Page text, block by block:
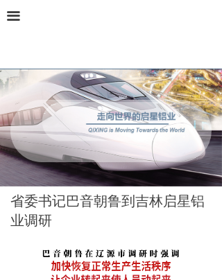
끀
省委书记巴音朝鲁到吉林启星铝
业调研